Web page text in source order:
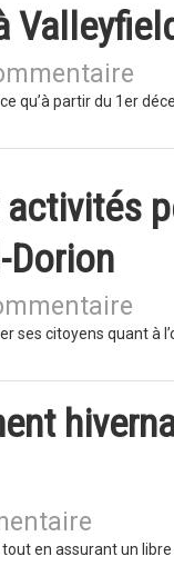
qu’à partir du 1er
activités
Dorion
ses citoyens quant
en assurant un